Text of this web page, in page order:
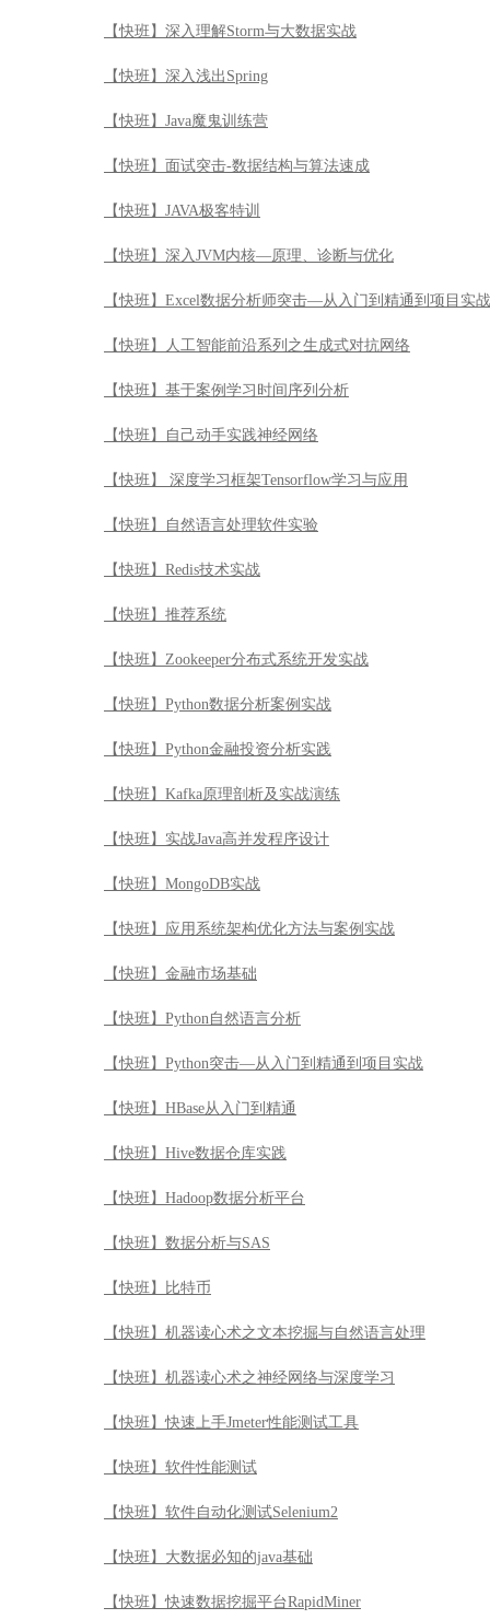
【快班】深入理解Storm与大数据实战
【快班】深入浅出Spring
【快班】Java魔鬼训练营
【快班】面试突击-数据结构与算法速成
【快班】JAVA极客特训
【快班】深入JVM内核—原理、诊断与优化
【快班】Excel数据分析师突击—从入门到精通到项目实战
【快班】人工智能前沿系列之生成式对抗网络
【快班】基于案例学习时间序列分析
【快班】自己动手实践神经网络
【快班】 深度学习框架Tensorflow学习与应用
【快班】自然语言处理软件实验
【快班】Redis技术实战
【快班】推荐系统
【快班】Zookeeper分布式系统开发实战
【快班】Python数据分析案例实战
【快班】Python金融投资分析实践
【快班】Kafka原理剖析及实战演练
【快班】实战Java高并发程序设计
【快班】MongoDB实战
【快班】应用系统架构优化方法与案例实战
【快班】金融市场基础
【快班】Python自然语言分析
【快班】Python突击—从入门到精通到项目实战
【快班】HBase从入门到精通
【快班】Hive数据仓库实践
【快班】Hadoop数据分析平台
【快班】数据分析与SAS
【快班】比特币
【快班】机器读心术之文本挖掘与自然语言处理
【快班】机器读心术之神经网络与深度学习
【快班】快速上手Jmeter性能测试工具
【快班】软件性能测试
【快班】软件自动化测试Selenium2
【快班】大数据必知的java基础
【快班】快速数据挖掘平台RapidMiner